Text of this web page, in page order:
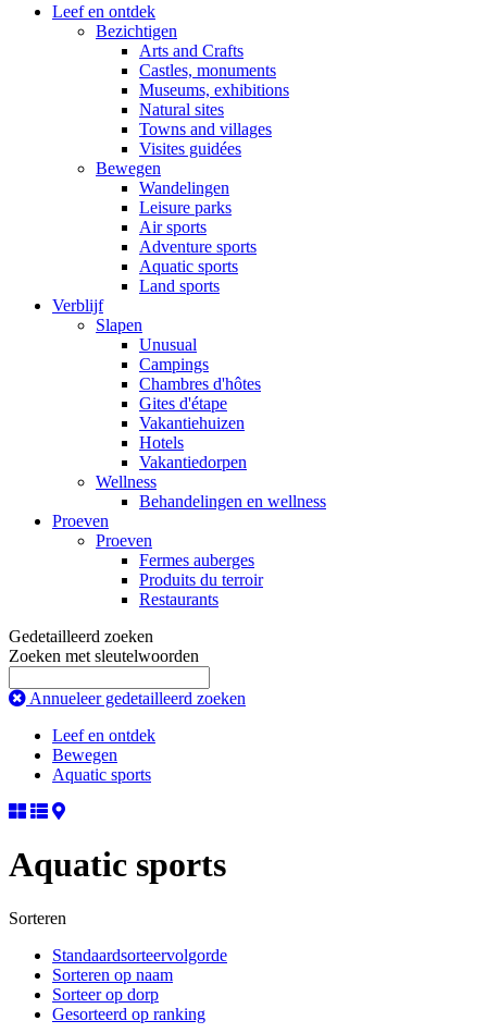
Leef en ontdek
Bezichtigen
Arts and Crafts
Castles, monuments
Museums, exhibitions
Natural sites
Towns and villages
Visites guidées
Bewegen
Wandelingen
Leisure parks
Air sports
Adventure sports
Aquatic sports
Land sports
Verblijf
Slapen
Unusual
Campings
Chambres d'hôtes
Gites d'étape
Vakantiehuizen
Hotels
Vakantiedorpen
Wellness
Behandelingen en wellness
Proeven
Proeven
Fermes auberges
Produits du terroir
Restaurants
Gedetailleerd zoeken
Zoeken met sleutelwoorden
Annueleer gedetailleerd zoeken
Leef en ontdek
Bewegen
Aquatic sports
Aquatic sports
Sorteren
Standaardsorteervolgorde
Sorteren op naam
Sorteer op dorp
Gesorteerd op ranking